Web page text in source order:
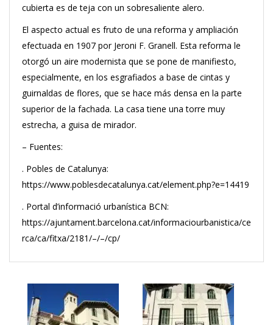
cubierta es de teja con un sobresaliente alero.
El aspecto actual es fruto de una reforma y ampliación
efectuada en 1907 por Jeroni F. Granell. Esta reforma le
otorgó un aire modernista que se pone de manifiesto,
especialmente, en los esgrafiados a base de cintas y
guirnaldas de flores, que se hace más densa en la parte
superior de la fachada. La casa tiene una torre muy
estrecha, a guisa de mirador.
– Fuentes:
. Pobles de Catalunya:
https://www.poblesdecatalunya.cat/element.php?e=14419
. Portal d’informació urbanística BCN:
https://ajuntament.barcelona.cat/informaciourbanistica/ce
rca/ca/fitxa/2181/–/–/cp/